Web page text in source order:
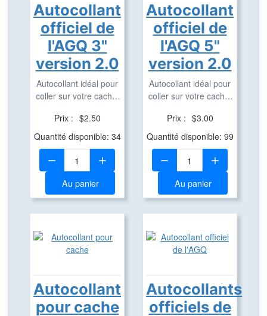
Autocollant
officiel de
l'AGQ 3"
version 2.0
Autocollant idéal pour
coller sur votre cache,
Prix : $2.50
Quantité disponible: 34
Quantité:
Au panier
Autocollant
officiel de
l'AGQ 5"
version 2.0
Autocollant idéal pour
coller sur votre cache,
Prix : $3.00
Quantité disponible: 99
Quantité:
Au panier
Autocollant
pour cache
Autocollants
officiels de